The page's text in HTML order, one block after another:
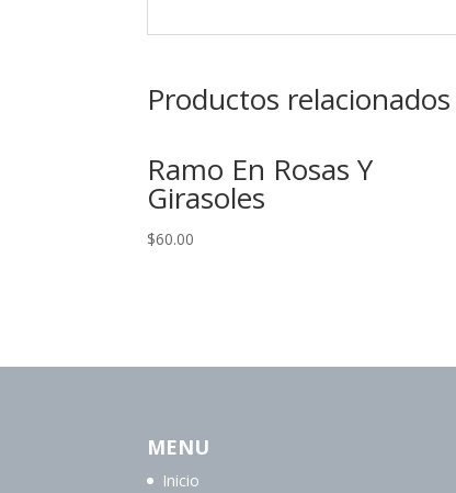
Productos relacionados
Ramo En Rosas Y
Girasoles
$60.00
MENU
Inicio